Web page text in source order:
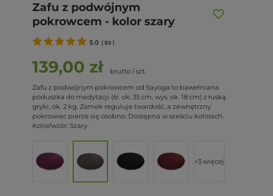
Zafu z podwójnym
pokrowcem - kolor szary
5.0 ( 80 )
139,00 zł brutto/szt.
Zafu z podwójnym pokrowcem od Sayoga to bawełniana
poduszka do medytacji (śr. ok. 35 cm, wys. ok. 18 cm) z łuską
gryki, ok. 2 kg. Zamek reguluje twardość, a zewnętrzny
pokrowiec pierze się osobno. Dostępna w sześciu kolorach.
Kolor/wzór: Szary.
+3 więcej